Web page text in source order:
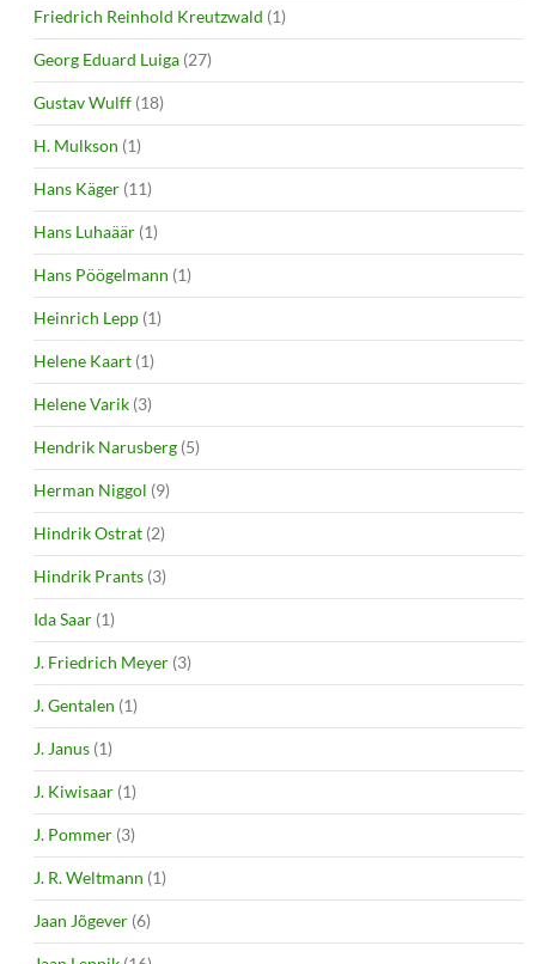
Friedrich Reinhold Kreutzwald (1)
Georg Eduard Luiga (27)
Gustav Wulff (18)
H. Mulkson (1)
Hans Käger (11)
Hans Luhaäär (1)
Hans Pöögelmann (1)
Heinrich Lepp (1)
Helene Kaart (1)
Helene Varik (3)
Hendrik Narusberg (5)
Herman Niggol (9)
Hindrik Ostrat (2)
Hindrik Prants (3)
Ida Saar (1)
J. Friedrich Meyer (3)
J. Gentalen (1)
J. Janus (1)
J. Kiwisaar (1)
J. Pommer (3)
J. R. Weltmann (1)
Jaan Jõgever (6)